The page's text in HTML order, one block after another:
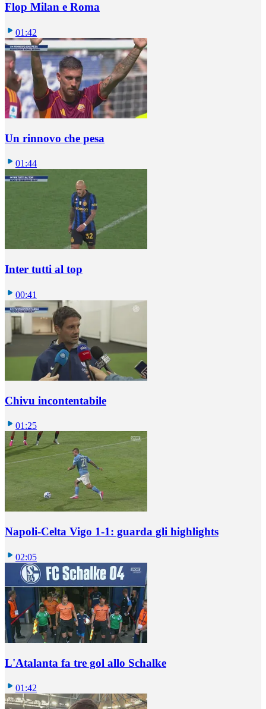
Flop Milan e Roma
01:42
Un rinnovo che pesa
01:44
Inter tutti al top
00:41
Chivu incontentabile
01:25
Napoli-Celta Vigo 1-1: guarda gli highlights
02:05
L'Atalanta fa tre gol allo Schalke
01:42